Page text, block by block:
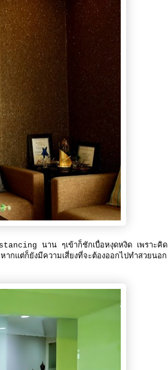
นาน ๆเข้าก็ชักเบื่อหงุดหงิด เพราะคิด
แต่ก็ยังมีความเสี่ยงที่จะต้องออกไปทำสวยนอก